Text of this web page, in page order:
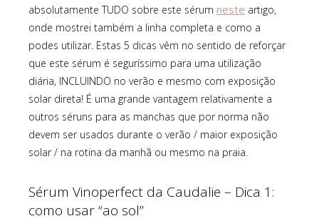
absolutamente TUDO sobre este sérum neste artigo,
onde mostrei também a linha completa e como a
podes utilizar. Estas 5 dicas vêm no sentido de reforçar
que este sérum é seguríssimo para uma utilização
diária, INCLUINDO no verão e mesmo com exposição
solar direta! É uma grande vantagem relativamente a
outros séruns para as manchas que por norma não
devem ser usados durante o verão / maior exposição
solar / na rotina da manhã ou mesmo na praia.
Sérum Vinoperfect da Caudalie – Dica 1:
como usar “ao sol”